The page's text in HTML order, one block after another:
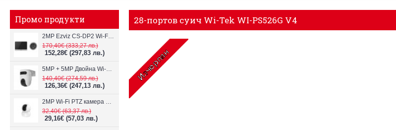
Промо продукти
2MP Ezviz CS-DP2 Wi-Fi видеодомофон
170,40€(333,27 лв.)
152,28€ (297,83 лв.)
5MP + 5MP Двойна Wi-Fi IP камера с два обектива Ezviz CS-H9c
140,40€(274,59 лв.)
126,36€ (247,13 лв.)
2MP Wi-Fi PTZ камерa с микрофон и говорител Ezviz CS-TY1
32,40€(63,37 лв.)
29,16€ (57,03 лв.)
28-портов суич Wi-Tek WI-PS526G V4